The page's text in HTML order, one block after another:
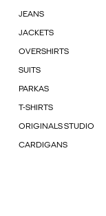
JEANS
JACKETS
OVERSHIRTS
SUITS
PARKAS
T-SHIRTS
ORIGINALS STUDIO
CARDIGANS